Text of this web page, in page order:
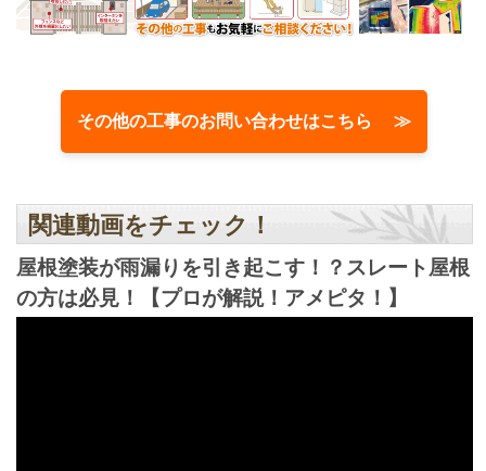
その他の工事のお問い合わせはこちら ≫
関連動画をチェック！
屋根塗装が雨漏りを引き起こす！？スレート屋根
の方は必見！【プロが解説！アメピタ！】